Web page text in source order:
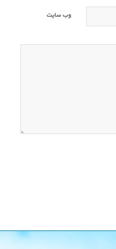
وب‌ سایت